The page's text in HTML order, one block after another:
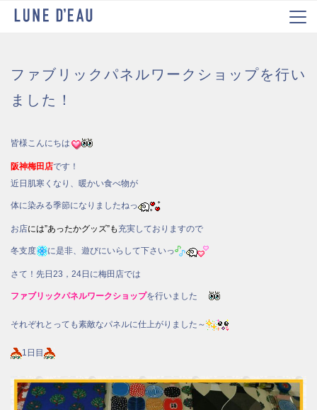
ファブリックパネルワークショップを行い
ました！
皆様こんにちは
阪神梅田店です！
近日肌寒くなり、暖かい食べ物が
体に染みる季節になりましたねっ
お店には”あったかグッズ”も 充実しておりますので
冬支度 に是非、遊びにいらして下さいっ
さて！先日23，24日に梅田店では
ファブリックパネルワークショップを行いました
それぞれとっても素敵なパネルに仕上がりました～
1日目